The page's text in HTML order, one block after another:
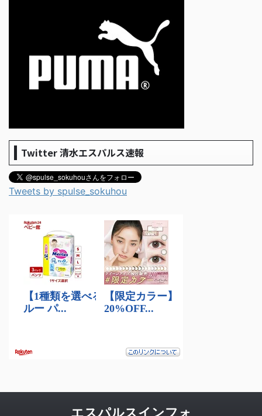
Twitter 清水エスパルス速報
Tweets by spulse_sokuhou
エスパルスインフォ